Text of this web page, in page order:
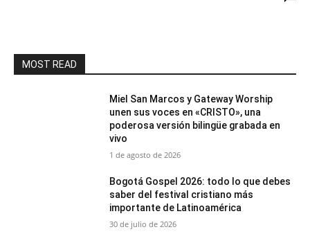
MOST READ
Miel San Marcos y Gateway Worship
unen sus voces en «CRISTO», una
poderosa versión bilingüe grabada en
vivo
1 de agosto de 2026
Bogotá Gospel 2026: todo lo que debes
saber del festival cristiano más
importante de Latinoamérica
30 de julio de 2026